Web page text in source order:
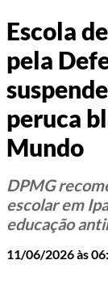
Escola
pela
peruca
Mundo
DPMG
escolar em
educação
11/06/2026 às